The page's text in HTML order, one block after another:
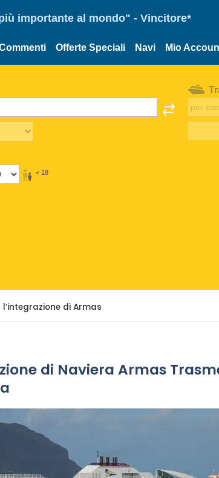
importante al mondo" - Vincitore*
Offerte Speciali Navi Mio
< 18
di Armas
di Naviera Armas